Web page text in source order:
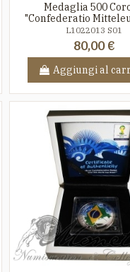
Medaglia 500
"Confederatio
L1022013 S01
80,00 €
Aggiungi al